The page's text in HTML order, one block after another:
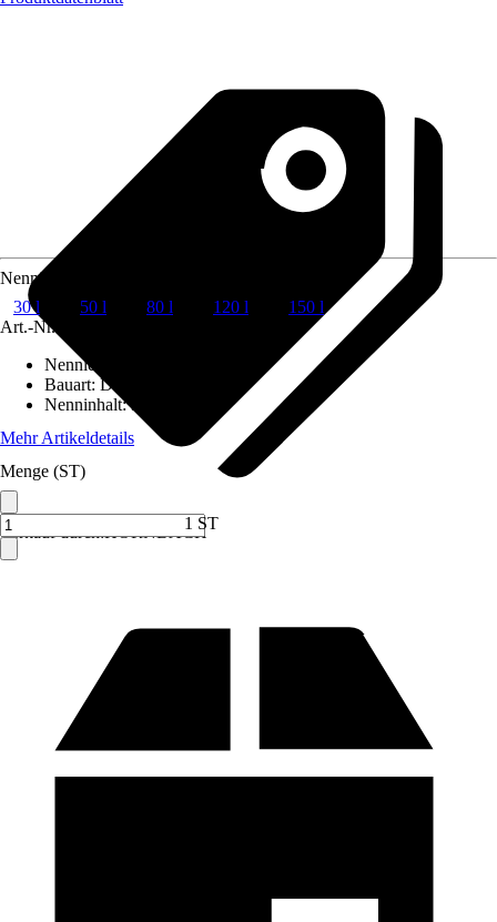
Verkauf durch:HORNBACH
Nenninhalt
30 l
50 l 80 l 120 l
150 l
Art.-Nr.
Nennleistung
Bauart: Druckfest
Nenninhalt:30 l
Mehr Artikeldetails
Menge (ST)
1 ST